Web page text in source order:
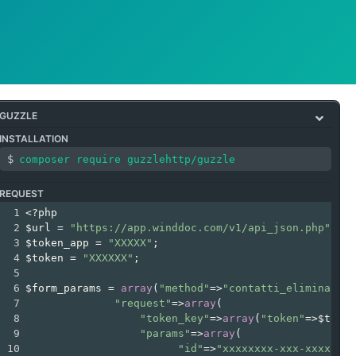
GUZZLE
INSTALLATION
REQUEST
1 <?php
2 $url = "https://app.winddoc.com/v1/api_json.php"
3 $token_app = "XXXXX" ;
4 $token = "XXXXXX" ;
5
6 $form_params = array ( "method"=>"contatti_elimina"
7
"request"=>array (
8
"token_key"=>array ( "token"=>$token
9
"params"=>array (
10
"id"=>"xxxxxxxx-xxx-xxxx-